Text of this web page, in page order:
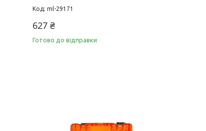
ml-29171
627 ₴
Готово до відправки